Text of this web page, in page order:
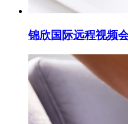
锦欣国际远程视频